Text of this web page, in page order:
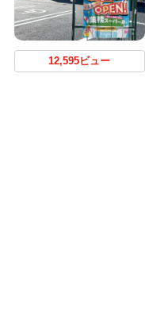
12,595ビュー